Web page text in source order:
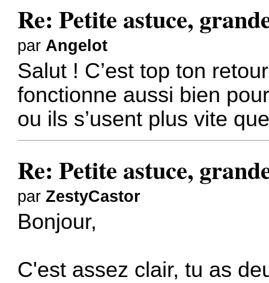
Re: Petite astuce,
par Angelot
Salut ! C’est top ton
fonctionne aussi bien
ou ils s’usent plus vite
Re: Petite astuce,
parZestyCastor
Bonjour,
C'est assez clair, tu as